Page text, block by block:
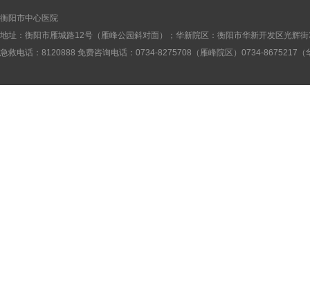
衡阳市中心医院
地址：衡阳市雁城路12号（雁峰公园斜对面）；华新院区：衡阳市华新开发区光辉
急救电话：8120888 免费咨询电话：0734-8275708（雁峰院区）0734-8675217（